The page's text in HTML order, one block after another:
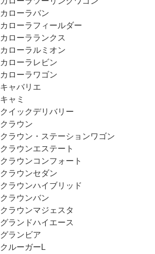
カローラバン
カローラフィールダー
カローラランクス
カローラルミオン
カローラレビン
カローラワゴン
キャバリエ
キャミ
クイックデリバリー
クラウン
クラウン・ステーションワゴン
クラウンエステート
クラウンコンフォート
クラウンセダン
クラウンハイブリッド
クラウンバン
クラウンマジェスタ
グランドハイエース
グランビア
クルーガーL